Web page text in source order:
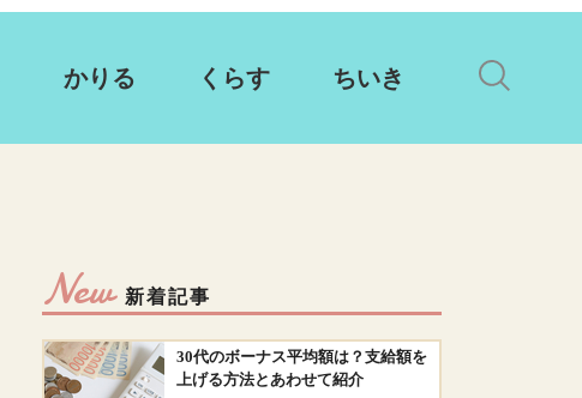
かりる くらす ちいき
New 新着記事
30代のボーナス平均額は？支給額を
上げる方法とあわせて紹介